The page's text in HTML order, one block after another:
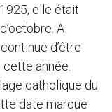
elle était
A
d’être
année.
catholique du
date marque